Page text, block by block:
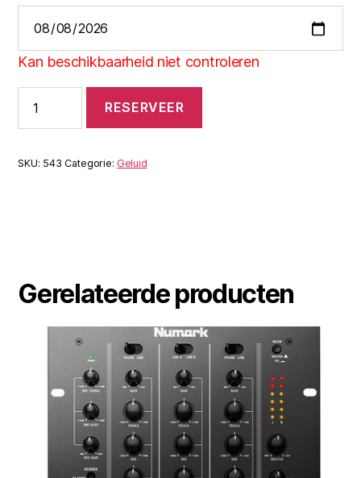
Kan beschikbaarheid niet controleren
statief
Groot
RESERVEER
SKU: 543 Categorie: Geluid
Gerelateerde producten